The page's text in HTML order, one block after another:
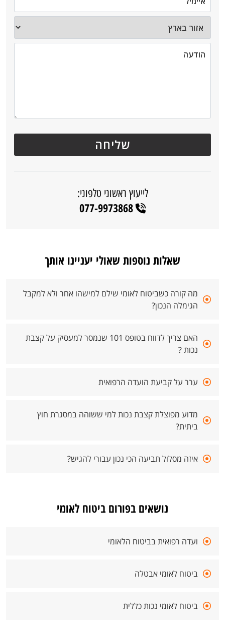
לייעוץ ראשוני טלפוני:
077-9973868
שאלות נוספות שאולי יעניינו אותך
מה קורה כשביטוח לאומי שילם למישהו אחר ולא למקבל
הגימלה הנכון?
האם צריך לדווח בטופס 101 שנמסר למעסיק על קצבת
נכות ?
ערר על קביעת הועדה הרפואית
מדוע מפוצלת קצבת נכות למי ששוהה במסגרת חוץ
ביתית?
איזה מסלול תביעה הכי נכון עבורי להגיש?
נושאים בפורום ביטוח לאומי
ועדה רפואית בביטוח הלאומי
ביטוח לאומי אבטלה
ביטוח לאומי נכות כללית